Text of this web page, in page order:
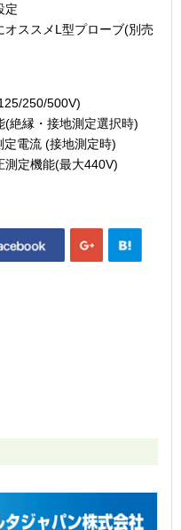
定
オススメL型プローブ(別売
250/500V)
(絶縁・接地測定選択時)
定電流 (接地測定時)
測定機能(最大440V)